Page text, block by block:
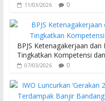
11/03/2026 0
BPJS Ketenagakerjaan
Tingkatkan Kompetensi
07/03/2026 0